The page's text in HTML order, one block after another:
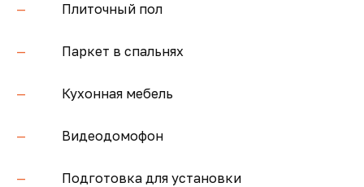
Плиточный пол
Паркет в спальнях
Кухонная мебель
Видеодомофон
Подготовка для установки